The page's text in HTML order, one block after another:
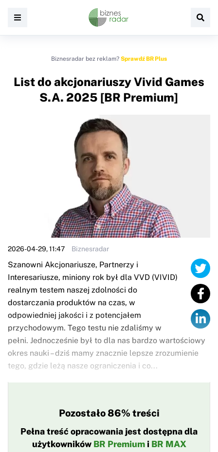
Biznesradar bez reklam? Sprawdź BR Plus
List do akcjonariuszy Vivid Games
S.A. 2025 [BR Premium]
2026-04-29, 11:47 Biznesradar
Szanowni Akcjonariusze, Partnerzy i
Interesariusze, miniony rok był dla VVD (VIVID)
realnym testem naszej zdolności do
dostarczania produktów na czas, w
odpowiedniej jakości i z potencjałem
przychodowym. Tego testu nie zdaliśmy w
pełni. Jednocześnie był to dla nas bardzo wartościowy
okres nauki – dziś mamy znacznie lepsze zrozumienie
tego, gdzie leżą nasze ograniczenia i co...
Pozostało 86% treści
Pełna treść opracowania jest dostępna dla
użytkowników BR Premiumi BR MAX